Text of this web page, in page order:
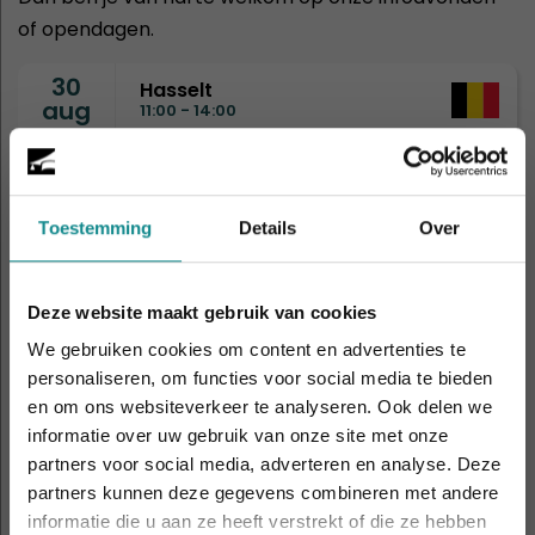
Toestemming Details Over
Deze website maakt gebruik van cookies
We gebruiken cookies om content en advertenties te
personaliseren, om functies voor social media te bieden
en om ons websiteverkeer te analyseren. Ook delen we
informatie over uw gebruik van onze site met onze
partners voor social media, adverteren en analyse. Deze
partners kunnen deze gegevens combineren met andere
informatie die u aan ze heeft verstrekt of die ze hebben
of opendagen.
30
aug
Hasselt
11:00 - 14:00
2
sep
Rotterdam
19:00 - 21:00
5 Amsterdam
11:00 - 14:00
8
sep
Drongen
19:00 - 21:00
9
Laatste week! 10% korting t.e.m. 15 augustus,
daarna eindigt de zomeractie definitief.
Sluiten